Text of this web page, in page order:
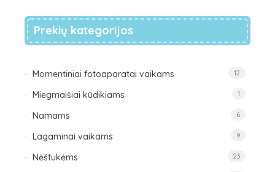
Prekių kategorijos
Momentiniai fotoaparatai vaikams 12
Miegmaišiai kūdikiams 1
Namams 6
Lagaminai vaikams 9
Nėštukėms 23